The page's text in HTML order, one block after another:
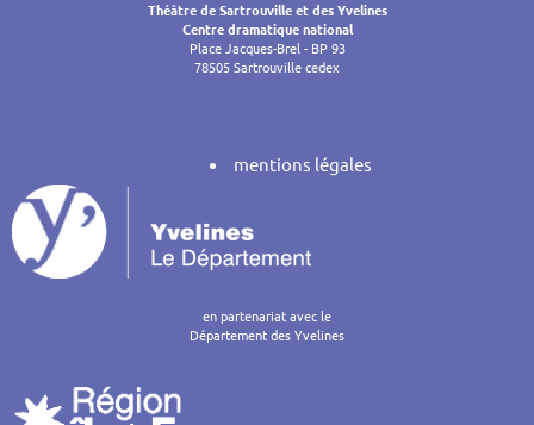
Théâtre de Sartrouville et des Yvelines
Centre dramatique national
Place Jacques-Brel - BP 93
78505 Sartrouville cedex
mentions légales
en partenariat avec le
Département des Yvelines